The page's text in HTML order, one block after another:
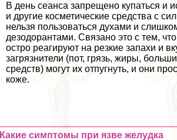
В день сеанса запрещено купаться и
и другие косметические средства с
нельзя пользоваться духами и
дезодорантами. Связано это с тем,
остро реагируют на резкие запахи и
загрязнители (пот, грязь, жиры,
средств) могут их отпугнуть, и они
коже.
Какие симптомы при язве желудка